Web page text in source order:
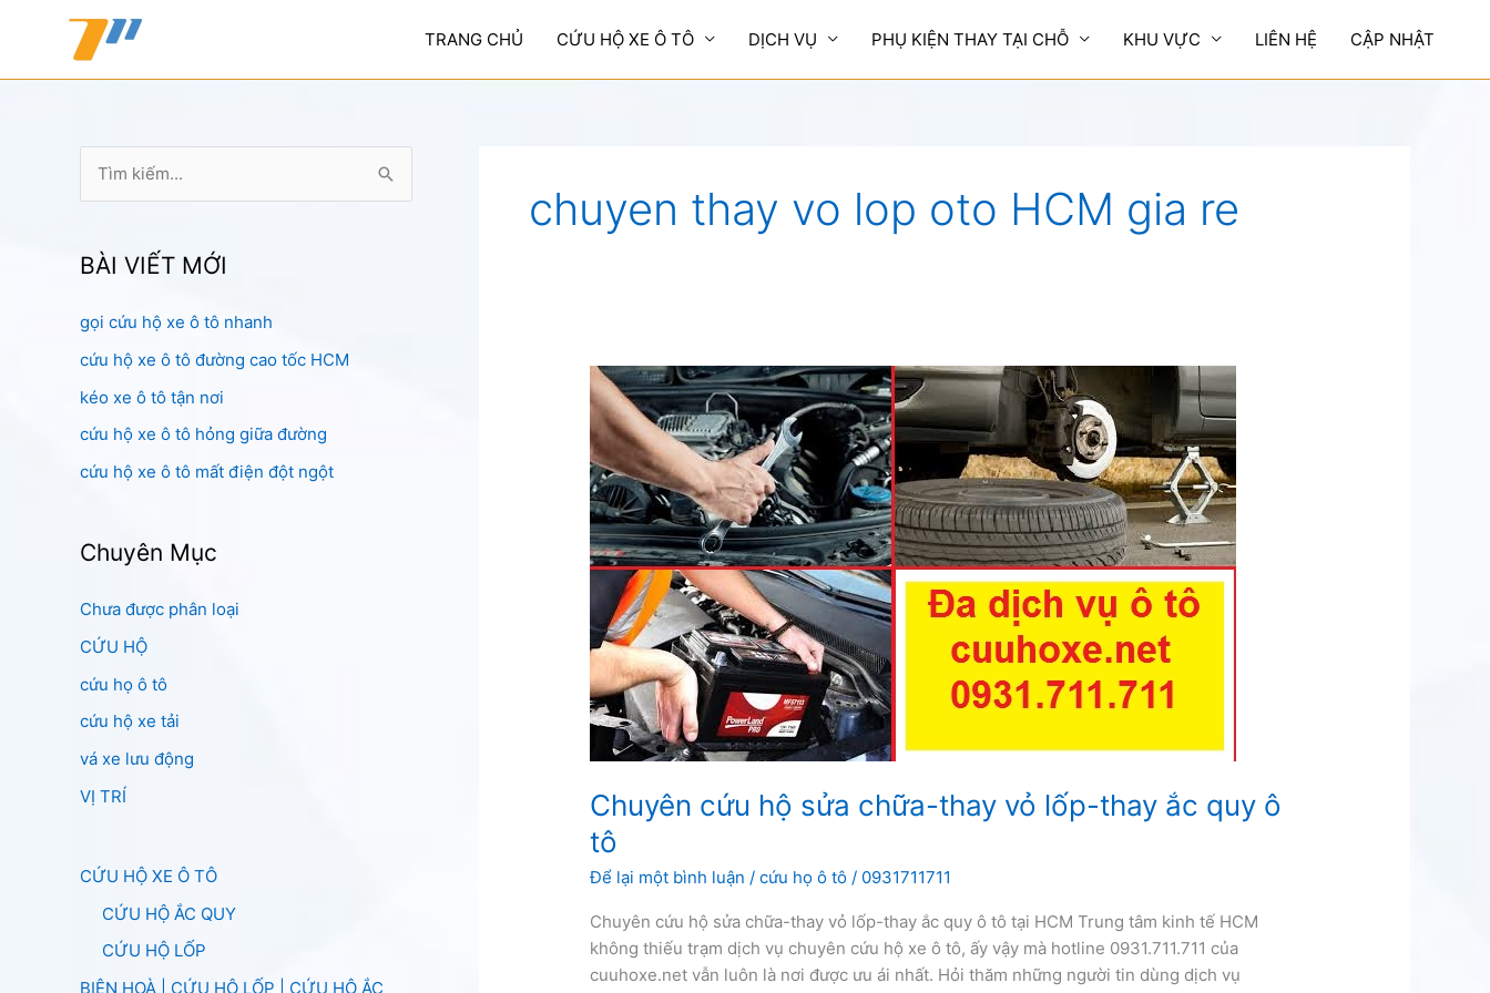
TRANG CHỦ CỨU HỘ XE Ô TÔ DỊCH VỤ PHỤ KIỆN THAY TẠI CHỖ KHU VỰC LIÊN HỆ CẬP NHẬT
k
ế
m
:
BÀI VIẾT MỚI
gọi cứu hộ xe ô tô nhanh
cứu hộ xe ô tô đường cao tốc HCM
kéo xe ô tô tận nơi
cứu hộ xe ô tô hỏng giữa đường
cứu hộ xe ô tô mất điện đột ngột
Chuyên Mục
Chưa được phân loại
CỨU HỘ
cứu họ ô tô
cứu hộ xe tải
vá xe lưu động
VỊ TRÍ
CỨU HỘ XE Ô TÔ
CỨU HỘ ẮC QUY
CỨU HỘ LỐP
BIÊN HOÀ | CỨU HỘ LỐP | CỨU HỘ ẮC
chuyen thay vo lop oto HCM gia re
Chuyên cứu hộ sửa chữa-thay vỏ lốp-thay ắc quy ô
tô
Để lại một bình luận /cứu họ ô tô / 0931711711
Chuyên cứu hộ sửa chữa-thay vỏ lốp-thay ắc quy ô tô tại HCM Trung tâm kinh tế HCM
không thiếu trạm dịch vụ chuyên cứu hộ xe ô tô, ấy vậy mà hotline 0931.711.711 của
cuuhoxe.net vẫn luôn là nơi được ưu ái nhất. Hỏi thăm những người tin dùng dịch vụ